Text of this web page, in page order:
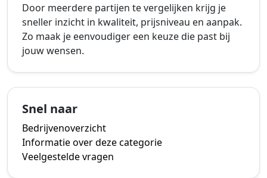
Door meerdere partijen te vergelijken krijg je
sneller inzicht in kwaliteit, prijsniveau en aanpak.
Zo maak je eenvoudiger een keuze die past bij
jouw wensen.
Snel naar
Bedrijvenoverzicht
Informatie over deze categorie
Veelgestelde vragen